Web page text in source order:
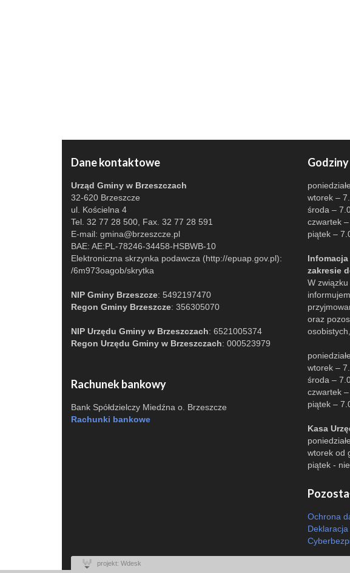
Dane kontaktowe
Urząd Gminy w Brzeszczach
32-620 Brzeszcze
ul. Kościelna 4
Tel. 32 77 28 500, Fax. 32 77 28 591
E-mail: gmina@brzeszcze.pl
BAE: AE:PL-78246-34458-HSBWB-10
Elektroniczna skrzynka podawcza (http://epuap.gov.pl):
/6m973oagob/skrytka
NIP Gminy Brzeszcze: 5492197470
Regon Gminy Brzeszcze: 356305070
NIP Urzędu Gminy w Brzeszczach: 6521005374
Regon Urzędu Gminy w Brzeszczach: 000523979
Rachunek bankowy
Bank Spółdzielczy Miedźna o. Brzeszcze
Rachunki bankowe
wtorek –
środa –
czwartek
piątek –
zakresie
W
oraz
wtorek –
środa –
czwartek
piątek –
Kasa
wtorek od
piątek -
Ochrona
projekt: Wdesk